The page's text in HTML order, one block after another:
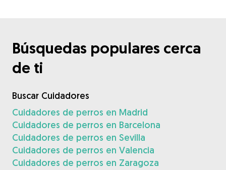
Búsquedas populares cerca
de ti
Buscar Cuidadores
Cuidadores de perros en Madrid
Cuidadores de perros en Barcelona
Cuidadores de perros en Sevilla
Cuidadores de perros en Valencia
Cuidadores de perros en Zaragoza